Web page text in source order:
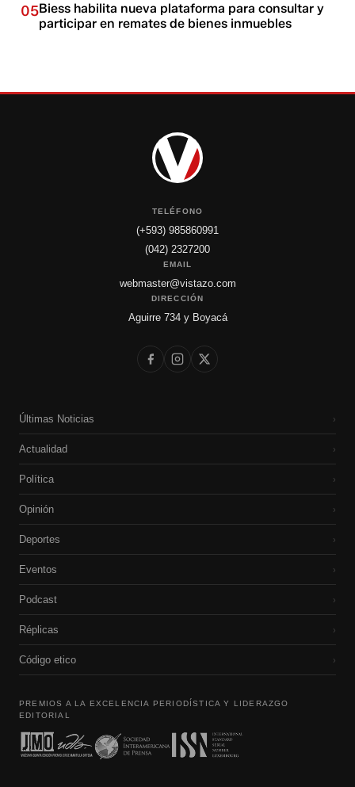
05Biess habilita nueva plataforma para consultar y
participar en remates de bienes inmuebles
TELÉFONO
(+593) 985860991
(042) 2327200
EMAIL
webmaster@vistazo.com
DIRECCIÓN
Aguirre 734 y Boyacá
Últimas Noticias ›
Actualidad ›
Política ›
Opinión ›
Deportes ›
Eventos ›
Podcast ›
Réplicas ›
Código etico ›
PREMIOS A LA EXCELENCIA PERIODÍSTICA Y LIDERAZGO
EDITORIAL